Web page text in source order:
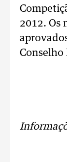
2012. Os
Conselho